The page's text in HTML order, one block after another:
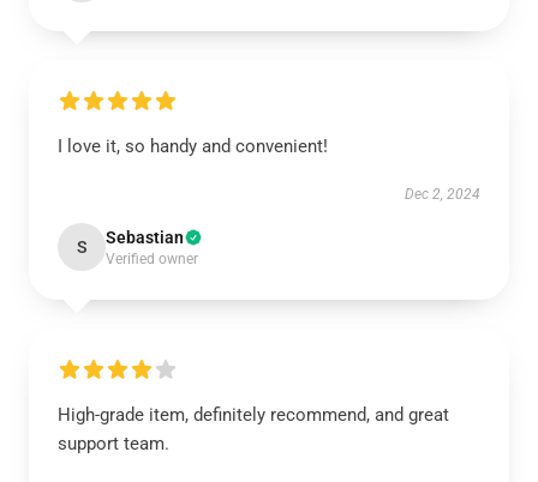
I love it, so handy and convenient!
Dec 2, 2024
S Sebastian
Verified owner
High-grade item, definitely recommend, and great
support team.